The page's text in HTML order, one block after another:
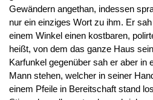
Gewändern angethan, indessen
nur ein einziges Wort zu ihm. Er
einem Winkel einen kostbaren,
heißt, von dem das ganze Haus
Karfunkel gegenüber sah er aber in
Mann stehen, welcher in seiner
einem Pfeile in Bereitschaft stand